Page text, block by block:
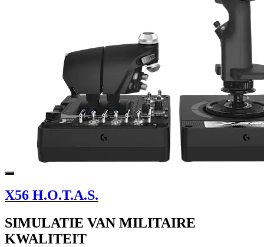
X56 H.O.T.A.S.
SIMULATIE VAN MILITAIRE
KWALITEIT